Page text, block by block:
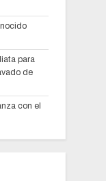
para
de
con el